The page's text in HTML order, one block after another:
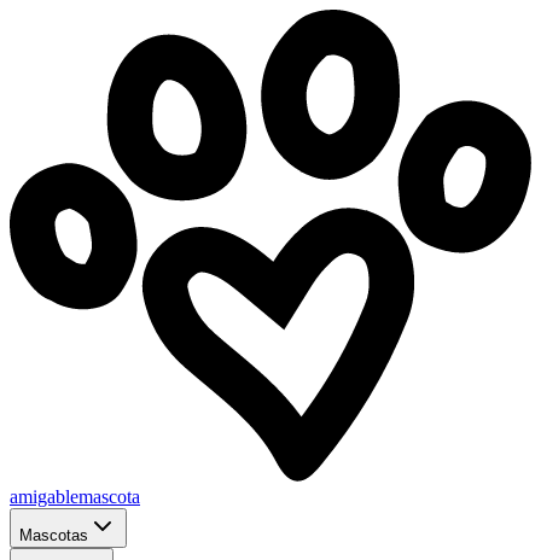
amigablemascota
Mascotas